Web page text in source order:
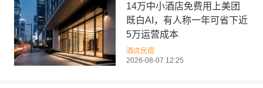
14万中小酒店免费用上美团
既白AI，有人称一年可省下近
5万运营成本
酒店民宿
2026-08-07 12:25